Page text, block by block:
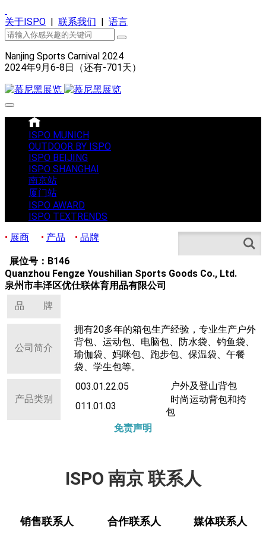
关于ISPO | 联系我们 | 语言
Nanjing Sports Carnival 2024
2024年9月6-8日（还有-701天）
ISPO MUNICH
OUTDOOR BY ISPO
ISPO BEIJING
ISPO SHANGHAI
南京站
厦门站
ISPO AWARD
ISPO TEXTRENDS
• 展商 • 产品 • 品牌 Search
展位号：B146
Quanzhou Fengze Youshilian Sports Goods Co., Ltd.
泉州市丰泽区优仕联体育用品有限公司
品 牌
公司简介
拥有20多年的箱包生产经验，专业生产户外
背包、运动包、电脑包、防水袋、钓鱼袋、
瑜伽袋、妈咪包、跑步包、保温袋、午餐
袋、学生包等。
产品类别
003.01.22.05
户外及登山背包
011.01.03
时尚运动背包和挎
包
免责声明
ISPO 南京 联系人
销售联系人 合作联系人 媒体联系人